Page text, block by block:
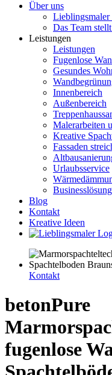
Über uns
Lieblingsmaler
Das Team
Leistungen
Leistungen
Fugenlose
Gesundes
Innenbereich
Außenbereich
Malerarbeiten
Kreative
Fassaden
Urlaubsservice
Blog
Kontakt
Kreative Ideen
Kontakt
betonPure
fugenlose